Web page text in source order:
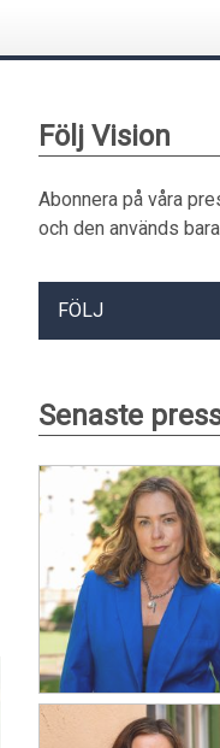
Följ Vision
Abonnera på våra
och den används
FÖLJ
Senaste